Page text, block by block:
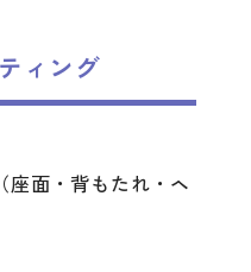
ィング
座面・背もたれ・ヘ